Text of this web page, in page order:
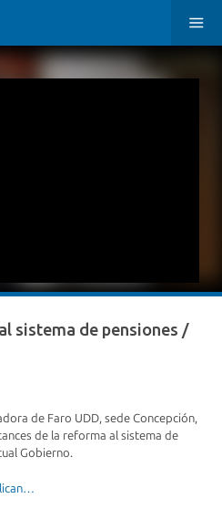
sistema de pensiones /
de Faro UDD, sede Concepción,
de la reforma al sistema de
Gobierno.